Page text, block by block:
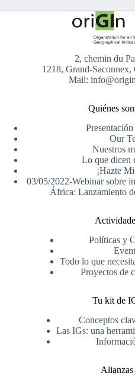
2, chemin du
1218, Grand-Saconnex,
Mail:
Quiénes
Our
Nuestros
Lo que dicen
¡Hazte
03/05/2022-Webinar sobre
África: Lanzamiento
Políticas y
Todo lo que
Proyectos de
Tu kit de
Conceptos
Las IGs: una
Alianzas